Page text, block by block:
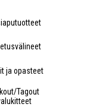
ja opasteet
Tagout